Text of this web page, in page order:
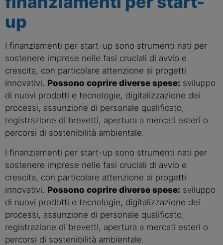
up
I finanziamenti per start-up sono strumenti nati per
sostenere imprese nelle fasi cruciali di avvio e
crescita, con particolare attenzione ai progetti
innovativi. Possono coprire diverse spese: sviluppo
di nuovi prodotti e tecnologie, digitalizzazione dei
processi, assunzione di personale qualificato,
registrazione di brevetti, apertura a mercati esteri o
percorsi di sostenibilità ambientale.
I finanziamenti per start-up sono strumenti nati per
sostenere imprese nelle fasi cruciali di avvio e
crescita, con particolare attenzione ai progetti
innovativi. Possono coprire diverse spese: sviluppo
di nuovi prodotti e tecnologie, digitalizzazione dei
processi, assunzione di personale qualificato,
registrazione di brevetti, apertura a mercati esteri o
percorsi di sostenibilità ambientale.